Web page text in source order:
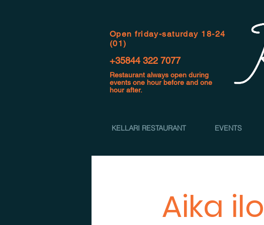
Open friday-saturday 18-24
(01)
+35844 322 7077
Restaurant always open during
events one hour before and one
hour after.
KELLARI RESTAURANT EVENTS
Aika